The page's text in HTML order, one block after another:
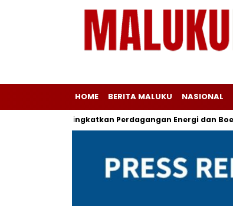
HOME BERITA MALUKU NASIONAL
Tarif & Tingkatkan Perdagangan Energi dan Boeing